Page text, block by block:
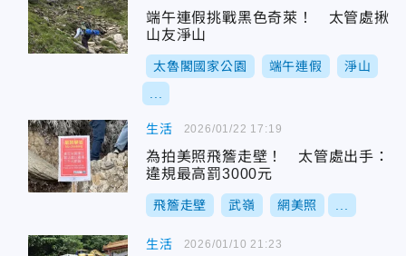
端午連假挑戰黑色奇萊！ 太管處揪
山友淨山
太魯閣國家公園 端午連假 淨山
生活
為拍美照飛簷走壁！ 太管處出手：
違規最高罰3000元
飛簷走壁 武嶺 網美照
2026/01/22 17:19
生活 2026/01/10 21:23